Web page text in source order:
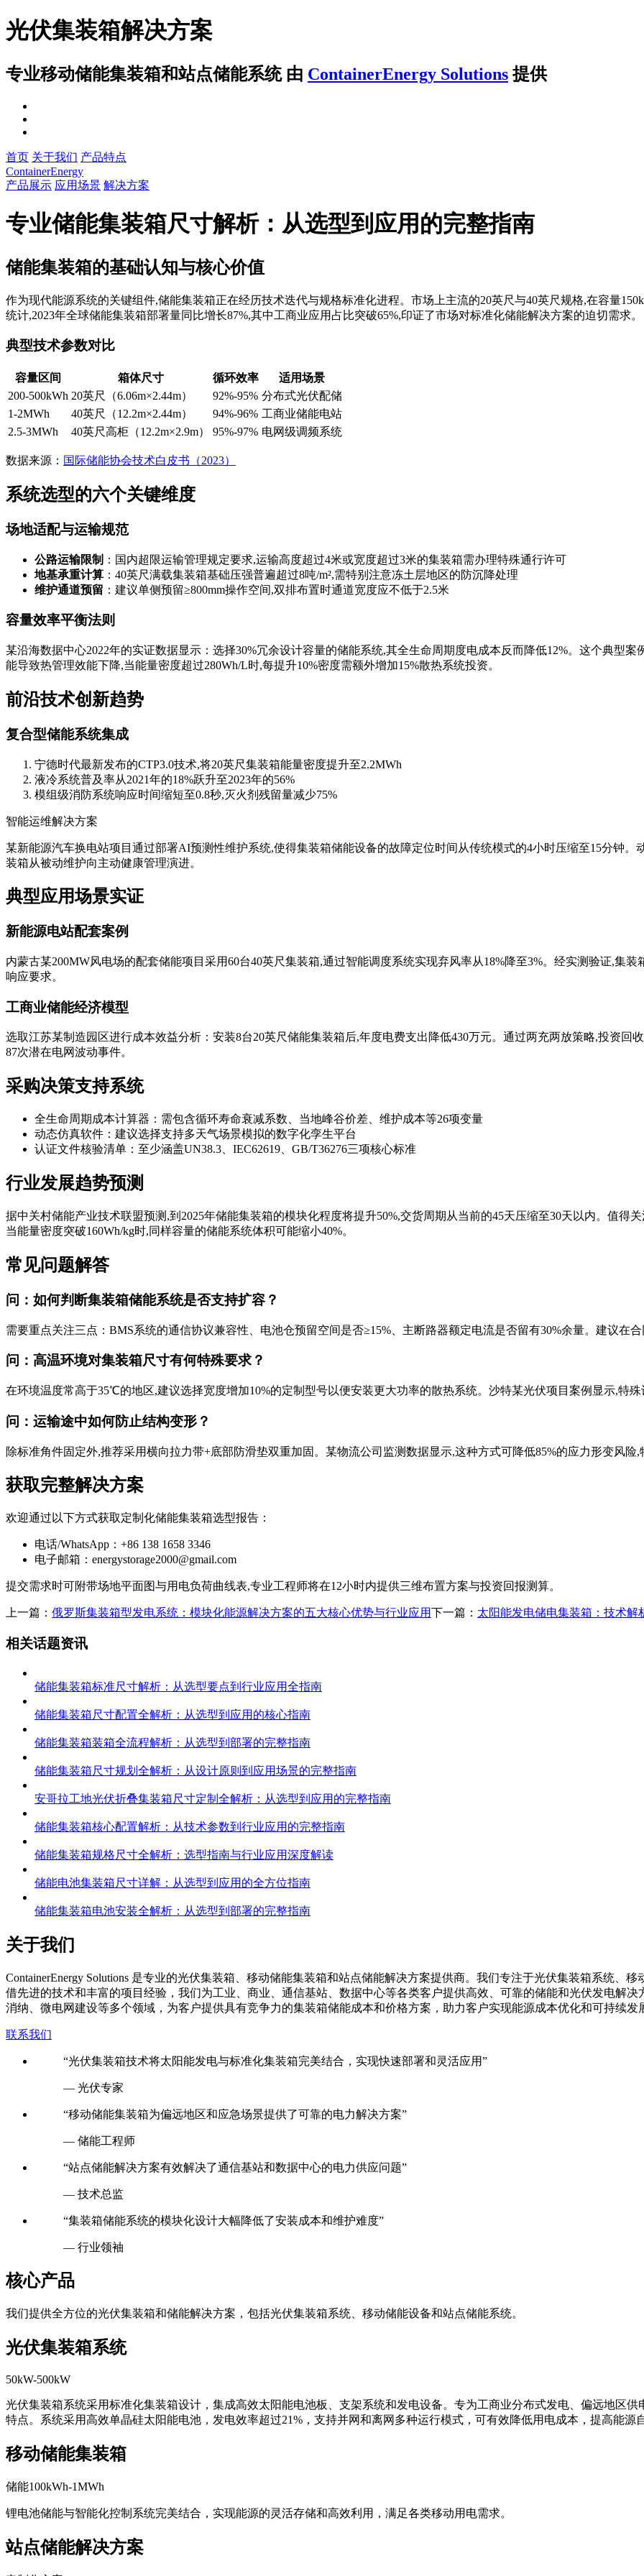
光伏集装箱解决方案
专业移动储能集装箱和站点储能系统 由 ContainerEnergy Solutions 提供
首页 关于我们 产品特点
ContainerEnergy
产品展示 应用场景 解决方案
专业储能集装箱尺寸解析：从选型到应用的完整指南
储能集装箱的基础认知与核心价值
作为现代能源系统的关键组件,储能集装箱正在经历技术迭代与规格标准化进程。市场上主流的20英尺与40英尺规格,在容量
统计,2023年全球储能集装箱部署量同比增长87%,其中工商业应用占比突破65%,印证了市场对标准化储能解决方案的迫切需求。
典型技术参数对比
容量区间 箱体尺寸 循环效率
适用场景
200-500kWh 20英尺（6.06m×2.44m） 92%-95% 分布式光伏配储
1-2MWh
40英尺（12.2m×2.44m） 94%-96% 工商业储能电站
2.5-3MWh
40英尺高柜（12.2m×2.9m） 95%-97% 电网级调频系统
数据来源： 国际储能协会技术白皮书（2023）
系统选型的六个关键维度
场地适配与运输规范
公路运输限制 ：国内超限运输管理规定要求,运输高度超过4米或宽度超过3米的集装箱需办理特殊通行许可
地基承重计算 ：40英尺满载集装箱基础压强普遍超过8吨/m²,需特别注意冻土层地区的防沉降处理
维护通道预留 ：建议单侧预留≥800mm操作空间,双排布置时通道宽度应不低于2.5米
容量效率平衡法则
某沿海数据中心2022年的实证数据显示：选择30%冗余设计容量的储能系统,其全生命周期度电成本反而降低12%。这个典型
能导致热管理效能下降,当能量密度超过280Wh/L时,每提升10%密度需额外增加15%散热系统投资。
前沿技术创新趋势
复合型储能系统集成
宁德时代最新发布的CTP3.0技术,将20英尺集装箱能量密度提升至2.2MWh
液冷系统普及率从2021年的18%跃升至2023年的56%
模组级消防系统响应时间缩短至0.8秒,灭火剂残留量减少75%
智能运维解决方案
某新能源汽车换电站项目通过部署AI预测性维护系统,使得集装箱储能设备的故障定位时间从传统模式的4小时压缩至15分钟
装箱从被动维护向主动健康管理演进。
典型应用场景实证
新能源电站配套案例
内蒙古某200MW风电场的配套储能项目采用60台40英尺集装箱,通过智能调度系统实现弃风率从18%降至3%。经实测验证,集
响应要求。
工商业储能经济模型
选取江苏某制造园区进行成本效益分析：安装8台20英尺储能集装箱后,年度电费支出降低430万元。通过两充两放策略,投资回
87次潜在电网波动事件。
采购决策支持系统
全生命周期成本计算器：需包含循环寿命衰减系数、当地峰谷价差、维护成本等26项变量
动态仿真软件：建议选择支持多天气场景模拟的数字化孪生平台
认证文件核验清单：至少涵盖UN38.3、IEC62619、GB/T36276三项核心标准
行业发展趋势预测
据中关村储能产业技术联盟预测,到2025年储能集装箱的模块化程度将提升50%,交货周期从当前的45天压缩至30天以内。值得
当能量密度突破160Wh/kg时,同样容量的储能系统体积可能缩小40%。
常见问题解答
问：如何判断集装箱储能系统是否支持扩容？
需要重点关注三点：BMS系统的通信协议兼容性、电池仓预留空间是否≥15%、主断路器额定电流是否留有30%余量。建议在
问：高温环境对集装箱尺寸有何特殊要求？
在环境温度常高于35℃的地区,建议选择宽度增加10%的定制型号以便安装更大功率的散热系统。沙特某光伏项目案例显示,特
问：运输途中如何防止结构变形？
除标准角件固定外,推荐采用横向拉力带+底部防滑垫双重加固。某物流公司监测数据显示,这种方式可降低85%的应力形变风险,
获取完整解决方案
欢迎通过以下方式获取定制化储能集装箱选型报告：
电话/WhatsApp：+86 138 1658 3346
电子邮箱： energystorage2000@gmail.com
提交需求时可附带场地平面图与用电负荷曲线表,专业工程师将在12小时内提供三维布置方案与投资回报测算。
上一篇： 俄罗斯集装箱型发电系统：模块化能源解决方案的五大核心优势与行业应用下一篇： 太阳能发电储电集装箱：技术解
相关话题资讯
储能集装箱标准尺寸解析：从选型要点到行业应用全指南
储能集装箱尺寸配置全解析：从选型到应用的核心指南
储能集装箱装箱全流程解析：从选型到部署的完整指南
储能集装箱尺寸规划全解析：从设计原则到应用场景的完整指南
安哥拉工地光伏折叠集装箱尺寸定制全解析：从选型到应用的完整指南
储能集装箱核心配置解析：从技术参数到行业应用的完整指南
储能集装箱规格尺寸全解析：选型指南与行业应用深度解读
储能电池集装箱尺寸详解：从选型到应用的全方位指南
储能集装箱电池安装全解析：从选型到部署的完整指南
关于我们
ContainerEnergy Solutions 是专业的光伏集装箱、移动储能集装箱和站点储能解决方案提供商。我们专注于光伏集装箱系统、
借先进的技术和丰富的项目经验，我们为工业、商业、通信基站、数据中心等各类客户提供高效、可靠的储能和光伏发电解
消纳、微电网建设等多个领域，为客户提供具有竞争力的集装箱储能成本和价格方案，助力客户实现能源成本优化和可持续发
联系我们
“光伏集装箱技术将太阳能发电与标准化集装箱完美结合，实现快速部署和灵活应用”
— 光伏专家
“移动储能集装箱为偏远地区和应急场景提供了可靠的电力解决方案”
— 储能工程师
“站点储能解决方案有效解决了通信基站和数据中心的电力供应问题”
— 技术总监
“集装箱储能系统的模块化设计大幅降低了安装成本和维护难度”
— 行业领袖
核心产品
我们提供全方位的光伏集装箱和储能解决方案，包括光伏集装箱系统、移动储能设备和站点储能系统。
光伏集装箱系统
50kW-500kW
光伏集装箱系统采用标准化集装箱设计，集成高效太阳能电池板、支架系统和发电设备。专为工商业分布式发电、偏远地区
特点。系统采用高效单晶硅太阳能电池，发电效率超过21%，支持并网和离网多种运行模式，可有效降低用电成本，提高能源
移动储能集装箱
储能100kWh-1MWh
锂电池储能与智能化控制系统完美结合，实现能源的灵活存储和高效利用，满足各类移动用电需求。
站点储能解决方案